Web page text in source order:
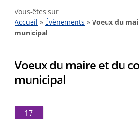
Vous-êtes sur
Accueil » Évènements » Voeux du
municipal
Voeux du maire et du
municipal
17